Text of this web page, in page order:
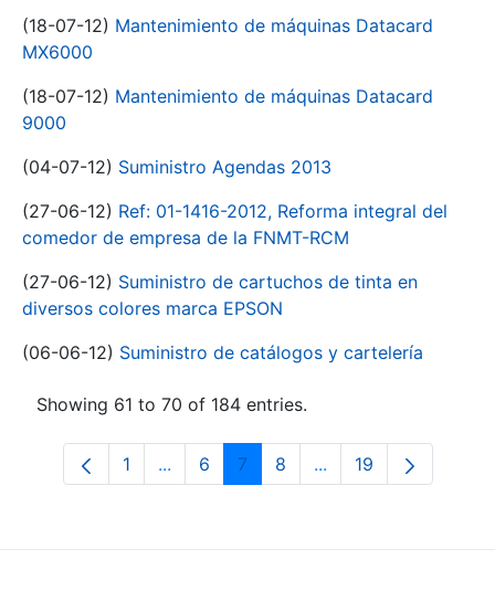
(18-07-12) Mantenimiento de máquinas Datacard
MX6000
(18-07-12) Mantenimiento de máquinas Datacard
9000
(04-07-12) Suministro Agendas 2013
(27-06-12) Ref: 01-1416-2012, Reforma integral del
comedor de empresa de la FNMT-RCM
(27-06-12) Suministro de cartuchos de tinta en
diversos colores marca EPSON
(06-06-12) Suministro de catálogos y cartelería
Showing 61 to 70 of 184 entries.
Page
1 ...Intermediate Pages Use TAB to
Page
6 Page
7 Page
8 ...Intermediate Pages
Page
19